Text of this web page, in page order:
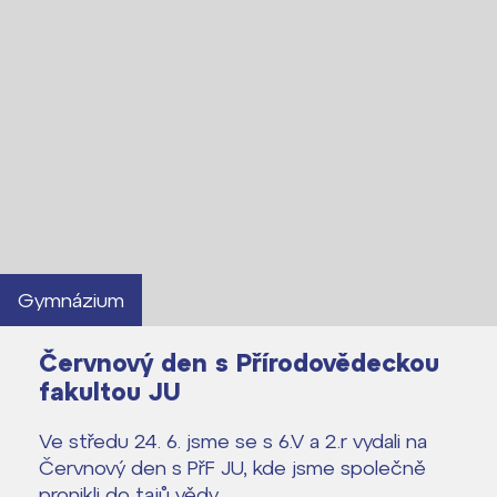
Gymnázium
Červnový den s Přírodovědeckou
fakultou JU
Ve středu 24. 6. jsme se s 6.V a 2.r vydali na
Červnový den s PřF JU, kde jsme společně
Proč se stát studentem Gymnázia
Kontakt